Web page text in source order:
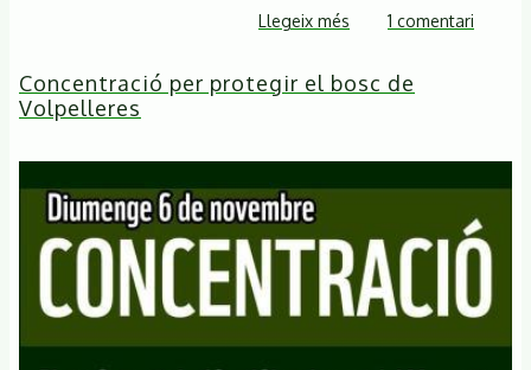
Llegeix més sobre
SOS
1 comentari
Concentració per protegir el bosc de
Volpelleres